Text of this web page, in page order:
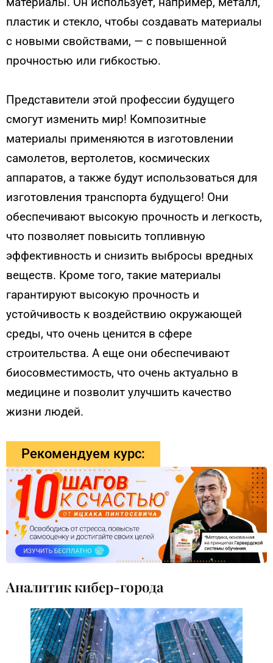
пластик и стекло, чтобы создавать материалы
с новыми свойствами, — с повышенной
прочностью или гибкостью.
Представители этой профессии будущего
смогут изменить мир! Композитные
материалы применяются в изготовлении
самолетов, вертолетов, космических
аппаратов, а также будут использоваться для
изготовления транспорта будущего! Они
обеспечивают высокую прочность и легкость,
что позволяет повысить топливную
эффективность и снизить выбросы вредных
веществ. Кроме того, такие материалы
гарантируют высокую прочность и
устойчивость к воздействию окружающей
среды, что очень ценится в сфере
строительства. А еще они обеспечивают
биосовместимость, что очень актуально в
медицине и позволит улучшить качество
жизни людей.
Рекомендуем курс:
Аналитик кибер-города